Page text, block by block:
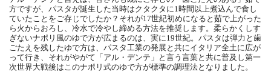
方ですが、パスタが誕生した当時はクタクタに1時間以上煮込んで食し
ていたことをご存じでしたか？それが17世紀初めになると茹で上がった
ら火からおろし、冷水で冷やし締める方法を推奨します。柔らかくしす
ぎないナポリ風のゆで方が広まるのは、実に19世紀。パスタは弾力と歯
ごたえを残したゆで方は、パスタ工業の発展と共にイタリア全土に広が
って行き、それがやがて「アル・デンテ」と言う言葉と共に普及し第一
次世界大戦後はこのナポリ式のゆで方が標準の調理法となりました。